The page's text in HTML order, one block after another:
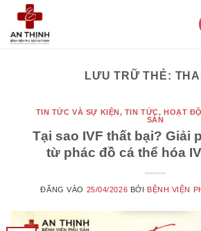
nội
LƯU TRỮ THẺ:
TIN TỨC VÀ SỰ KIỆN, TIN TỨC, HOẠT
SẢN
Tại sao IVF thất bại? Giải
từ phác đồ cá thể hóa
ĐĂNG VÀO 25/04/2026 BỞI BỆNH VIỆN